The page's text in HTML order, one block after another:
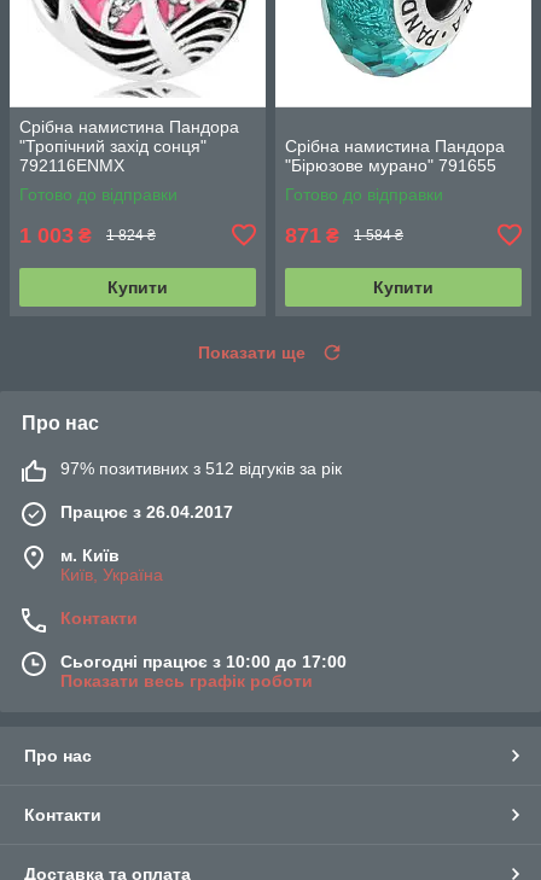
Срібна намистина Пандора
"Тропічний захід сонця"
792116ENMX
Готово до відправки
1 003 ₴ 1 824 ₴
Купити
Срібна намистина Пандора
"Бірюзове мурано" 791655
Готово до відправки
871 ₴ 1 584 ₴
Купити
Показати ще
Про нас
97% позитивних з 512 відгуків за рік
Працює з 26.04.2017
м. Київ
Київ, Україна
Контакти
Сьогодні працює з 10:00 до 17:00
Показати весь графік роботи
Про нас
Контакти
Доставка та оплата